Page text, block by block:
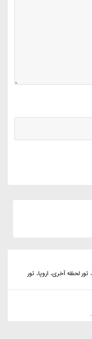
لحظه آخری، اروپا، تور